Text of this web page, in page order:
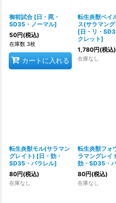
御前試合 [日・罠・
SD35・ノーマル]
50円(税込)
在庫数 3枚
カートに入れる
転生炎獣ベイ
ス(サラマン
[日・リ・
クレット]
1,780円(税込)
在庫なし
転生炎獣モル(サラマン
グレイト) [日・効・
SD35・パラレル]
80円(税込)
在庫なし
転生炎獣フォ
ラマングレイ
効・SD35・
80円(税込)
在庫なし